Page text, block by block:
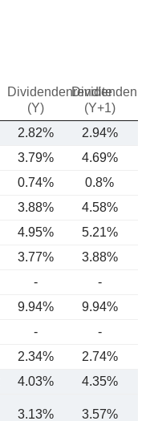
Dividendenrendite
(Y)
(Y+1)
2.82% 2.94%
3.79%
4.69%
0.74% 0.8%
3.88% 4.58%
4.95% 5.21%
3.77% 3.88%
-
-
9.94% 9.94%
- -
2.34% 2.74%
4.03% 4.35%
3.13% 3.57%